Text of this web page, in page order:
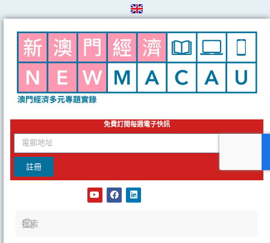
to
content
免費訂閱每週電子快訊
email
註冊
Y
o
F
a
L
i